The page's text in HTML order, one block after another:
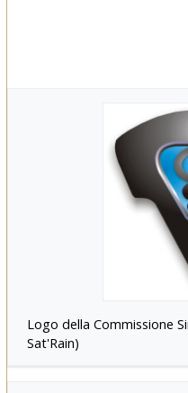
Logo della Commissione
Sat'Rain)